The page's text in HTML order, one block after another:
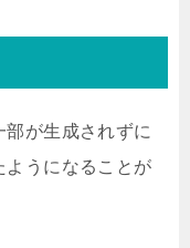
が生成されずに
ようになることが